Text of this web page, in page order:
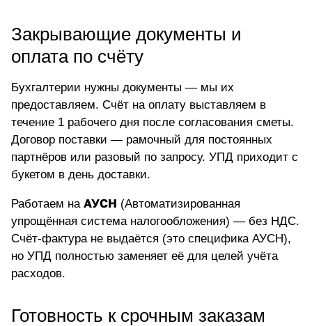
Закрывающие документы и
оплата по счёту
Бухгалтерии нужны документы — мы их
предоставляем. Счёт на оплату выставляем в
течение 1 рабочего дня после согласования сметы.
Договор поставки — рамочный для постоянных
партнёров или разовый по запросу. УПД приходит с
букетом в день доставки.
Работаем на АУСН (Автоматизированная
упрощённая система налогообложения) — без НДС.
Счёт-фактура не выдаётся (это специфика АУСН),
но УПД полностью заменяет её для целей учёта
расходов.
Готовность к срочным заказам